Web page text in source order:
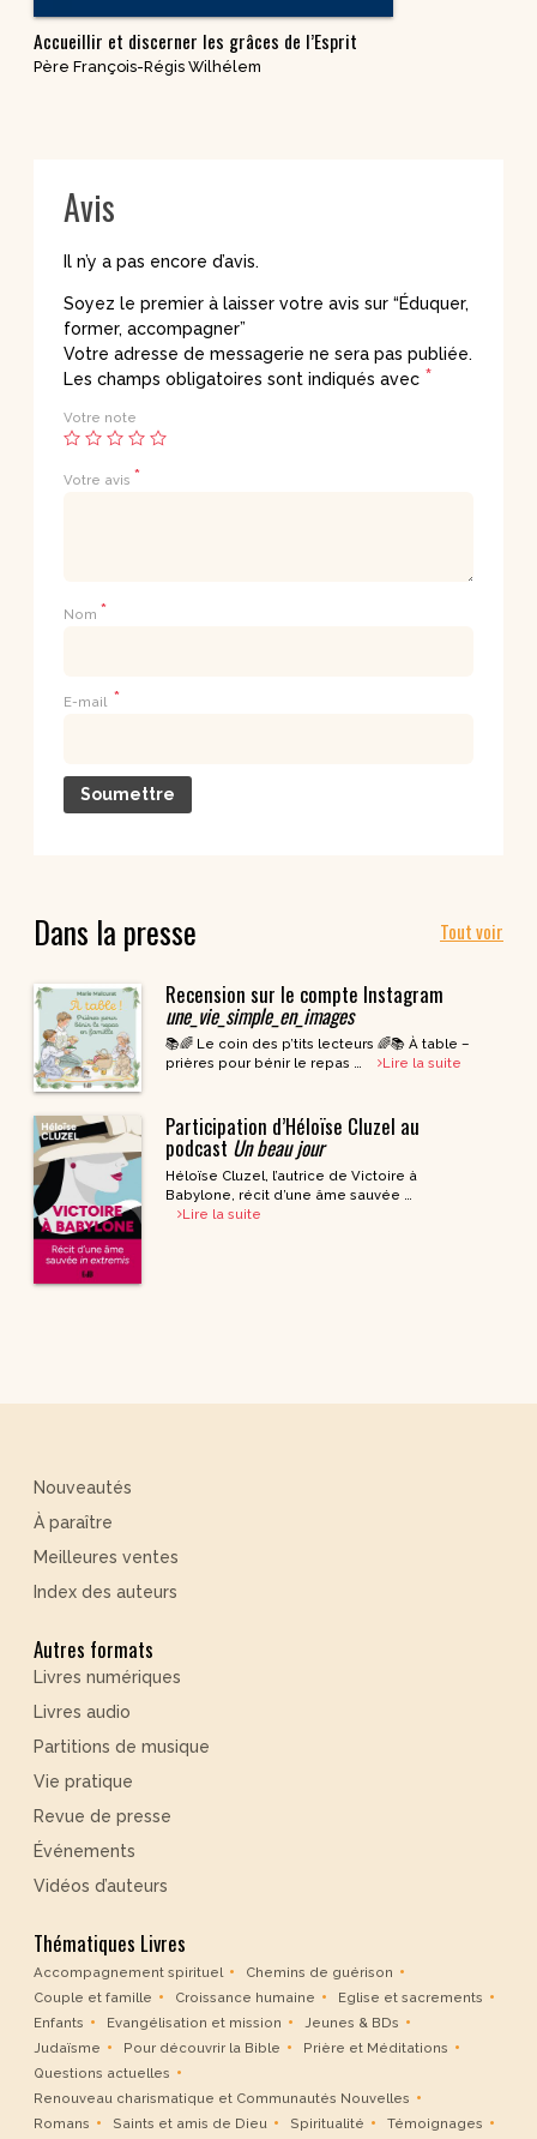
Accueillir et discerner les grâces de l’Esprit
Père François-Régis Wilhélem
Avis
Il n’y a pas encore d’avis.
Soyez le premier à laisser votre avis sur “Éduquer,
former, accompagner”
Votre adresse de messagerie ne sera pas publiée.
Les champs obligatoires sont indiqués avec *
Votre note
Votre avis *
Nom *
E-mail *
Dans la presse Tout voir
Recension sur le compte Instagram
une_vie_simple_en_images
📚🌈 Le coin des p’tits lecteurs 🌈📚 À table –
prières pour bénir le repas …
Lire la suite
Participation d’Héloïse Cluzel au
podcast Un beau jour
Héloïse Cluzel, l’autrice de Victoire à
Babylone, récit d’une âme sauvée …
Lire la suite
Nouveautés
À paraître
Meilleures ventes
Index des auteurs
Autres formats
Livres numériques
Livres audio
Partitions de musique
Vie pratique
Revue de presse
Événements
Vidéos d’auteurs
Thématiques Livres
Accompagnement spirituel
Chemins de guérison
Couple et famille
Croissance humaine
Eglise et sacrements
Enfants
Evangélisation et mission
Jeunes & BDs
Judaïsme
Pour découvrir la Bible
Prière et Méditations
Questions actuelles
Renouveau charismatique et Communautés Nouvelles
Romans
Saints et amis de Dieu Spiritualité
Témoignages